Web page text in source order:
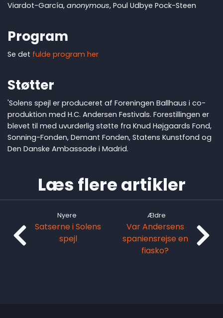
Viardot-García, anonymous, Poul Udbye Pock-Steen
Program
Se det fulde program her
Støtter
'Solens spejl er produceret af Foreningen Ballhaus i co-
produktion med H.C. Andersen Festivals. Forestillingen er
blevet til med uvurderlig støtte fra Knud Højgaards Fond,
Sonning-Fonden, Demant Fonden, Statens Kunstfond og
Den Danske Ambassade i Madrid.
Læs flere artikler
Nyere
Satserne i Solens
spejl
Ældre
Var Andersens
spaniensrejse en
fiasko?